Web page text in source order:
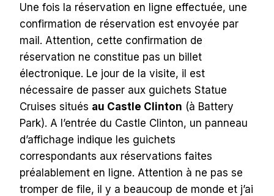
Une fois la réservation en ligne effectuée, une
confirmation de réservation est envoyée par
mail. Attention, cette confirmation de
réservation ne constitue pas un billet
électronique. Le jour de la visite, il est
nécessaire de passer aux guichets Statue
Cruises situés au Castle Clinton (à Battery
Park). A l’entrée du Castle Clinton, un panneau
d’affichage indique les guichets
correspondants aux réservations faites
préalablement en ligne. Attention à ne pas se
tromper de file, il y a beaucoup de monde et j’ai